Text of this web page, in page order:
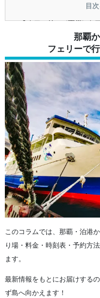
フェリー・高速船の乗り場
3.1フェリー（南岸）と
那覇空港から泊港へ
那覇〜阿嘉島フェリー・
フェリーざまみの運
4.2クイーンざまみ（高
4.3
子ども料金・団体料
5阿嘉島フェリー・高速船の
5.1 フェリーざまみの時
5.2
クイーンざまみ（高
5.3
台風・悪天候による
6阿嘉島へ日帰りで行ける
6.1日帰り旅行の時間配
7WEB予約の方法と 繁忙期
7.1オンライン予約の手
7.2GW・夏休みの繁忙
7.3予約変更・キャンセ
8車・バイク・自転車の 持
8.1車両持ち込みの手順
8.2島内移動のおすすめ
9.1 シュノーケリングツ
9.2カヤックツアー
10阿嘉島行きフェリーに
11
まとめ
目
那覇
フェリーで
このコラムでは、那覇・泊港
り場・料金・時刻表・予約方法
ます。
最新情報をもとにお届けするの
ず島へ向かえます！